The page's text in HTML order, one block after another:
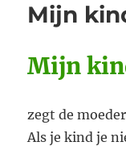
Mijn
Mijn
zegt de
Als je kind je